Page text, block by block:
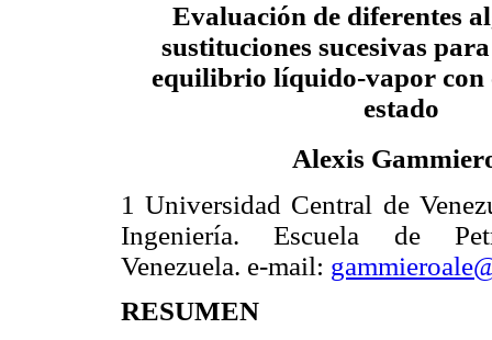
Evaluación de diferentes
sustituciones sucesivas
equilibrio líquido-vapor con
estado
Alexis
1 Universidad Central de
Ingeniería. Escuela de
Venezuela. e-mail:
RESUMEN